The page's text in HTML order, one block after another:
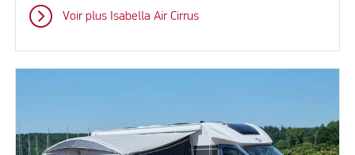
Voir plus Isabella Air Cirrus